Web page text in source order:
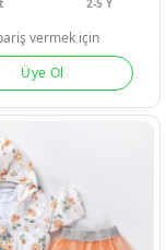
NAR PEMBE
vermek için
Üye Ol